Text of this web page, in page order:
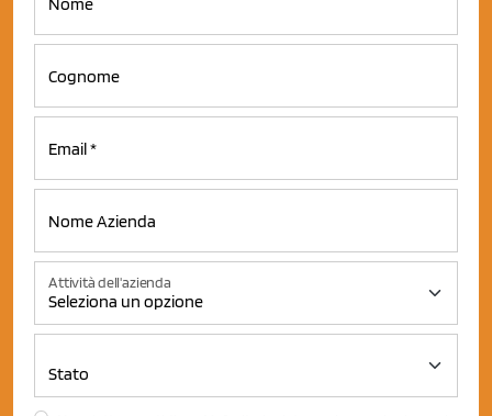
Attività dell'azienda